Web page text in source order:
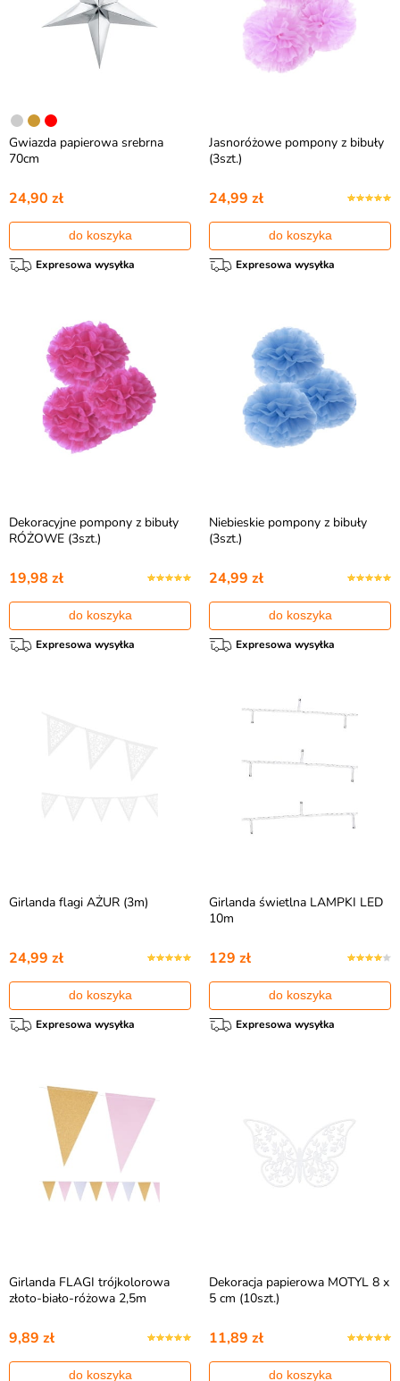
Gwiazda papierowa srebrna
70cm
24,90 zł
do koszyka
Expresowa wysyłka
Jasnoróżowe pompony z bibuły
(3szt.)
24,99 zł
do koszyka
Expresowa wysyłka
Dekoracyjne pompony z bibuły
RÓŻOWE (3szt.)
19,98 zł
do koszyka
Expresowa wysyłka
Niebieskie pompony z bibuły
(3szt.)
24,99 zł
do koszyka
Expresowa wysyłka
Girlanda flagi AŻUR (3m)
24,99 zł
do koszyka
Expresowa wysyłka
Girlanda świetlna LAMPKI LED
10m
129 zł
do koszyka
Expresowa wysyłka
Girlanda FLAGI trójkolorowa
złoto-biało-różowa 2,5m
9,89 zł
do koszyka
Dekoracja papierowa MOTYL 8 x
5 cm (10szt.)
11,89 zł
do koszyka